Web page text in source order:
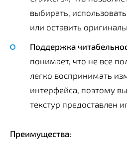
выбирать,
или оставить
Поддержка
понимает, что не все
легко воспринимать
интерфейса, поэтому
текстур предоставлен
Преимущества: